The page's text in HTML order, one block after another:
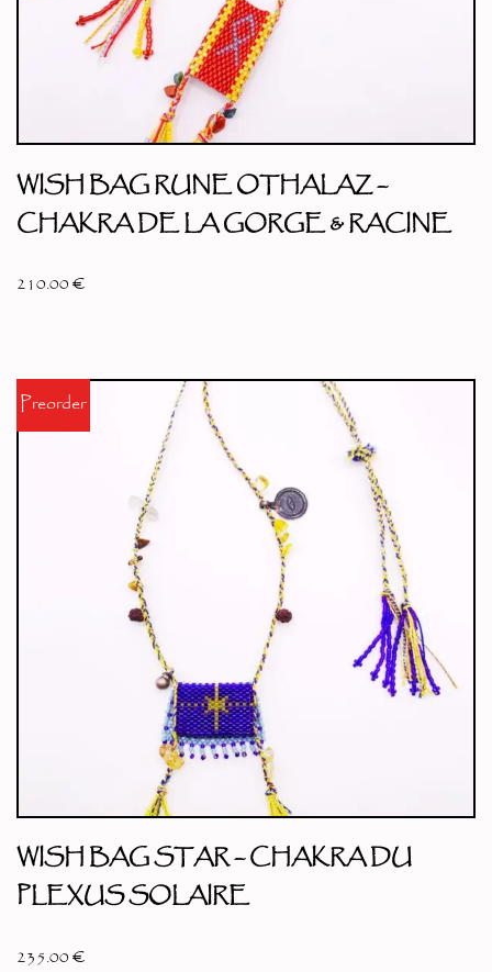
WISH BAG RUNE OTHALAZ –
CHAKRA DE LA GORGE & RACINE
210.00€
WISH BAG STAR – CHAKRA DU
PLEXUS SOLAIRE
Preorder
235.00€